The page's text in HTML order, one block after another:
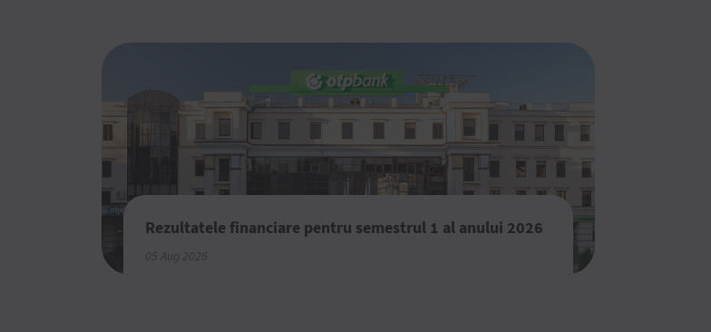
Rezultatele financiare pentru semestrul 1 al anului 2026
05 Aug 2026